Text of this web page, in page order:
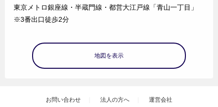
東京メトロ銀座線・半蔵門線・都営大江戸線「青山一丁目」
※3番出口徒歩2分
地図を表示
お問い合わせ 法人の方へ 運営会社